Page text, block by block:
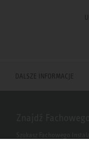
DALSZE INFORMACJE